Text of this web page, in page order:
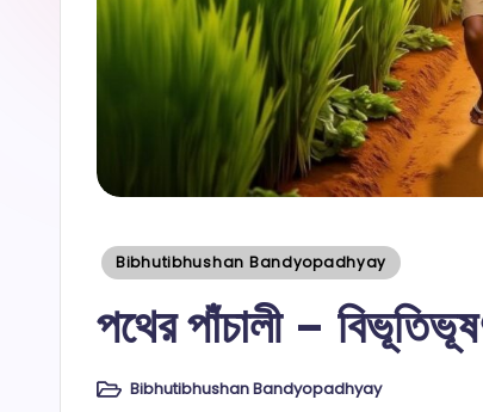
Posted
Bibhutibhushan Bandyopadhyay
পথের পাঁচালী –
PostedBibhutibhushan Bandyopadhyay